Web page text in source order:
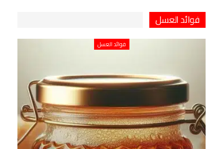
فوائد العسل
فوائد العسل